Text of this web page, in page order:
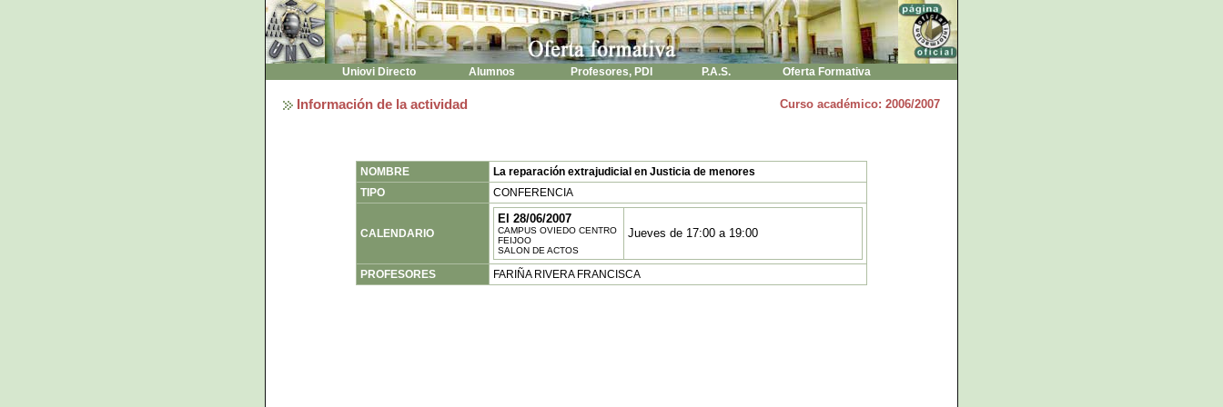
Uniovi Directo Alumnos Profesores, PDI P.A.S. Oferta Formativa
Información de la actividad Curso académico: 2006/2007
NOMBRE
La reparación extrajudicial en Justicia de menores
TIPO
CONFERENCIA
CALENDARIO
El 28/06/2007
CAMPUS OVIEDO CENTRO
FEIJOO
SALON DE ACTOS
Jueves de 17:00 a 19:00
PROFESORES FARIÑA RIVERA FRANCISCA